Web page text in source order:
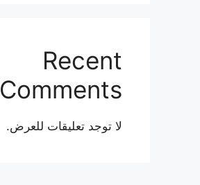
Recent
Comments
لا توجد تعليقات للعرض.